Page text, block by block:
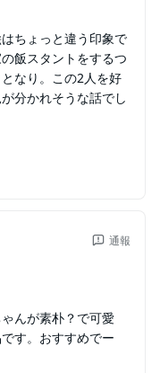
ちょっと違う印象で
飯スタントをするつ
なり。この2人を好
分かれそうな話でし
通報
んが素朴？で可愛
す。おすすめでー